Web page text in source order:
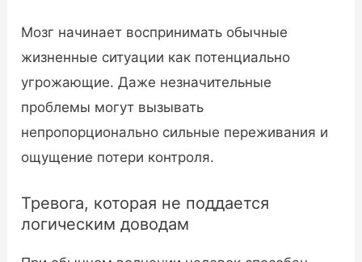
Мозг начинает воспринимать обычные
жизненные ситуации как потенциально
угрожающие. Даже незначительные
проблемы могут вызывать
непропорционально сильные переживания и
ощущение потери контроля.
Тревога, которая не поддается
логическим доводам